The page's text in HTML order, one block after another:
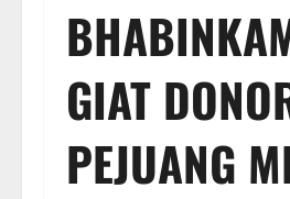
GIAT
PEJUANG